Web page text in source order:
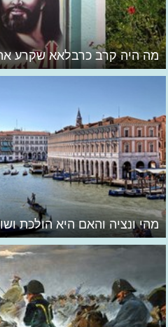
מה היה קרב כרבלאא שקרע
מהי ונציה והאם היא הולכת